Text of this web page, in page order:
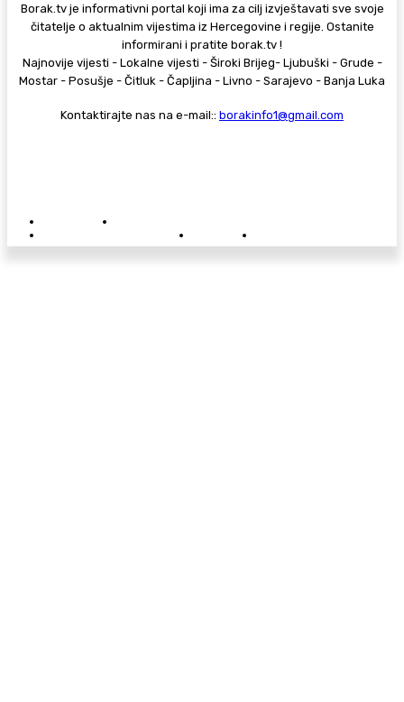
Borak.tv je informativni portal koji ima za cilj izvještavati sve svoje
čitatelje o aktualnim vijestima iz Hercegovine i regije. Ostanite
informirani i pratite borak.tv !
Najnovije vijesti - Lokalne vijesti - Široki Brijeg- Ljubuški - Grude -
Mostar - Posušje - Čitluk - Čapljina - Livno - Sarajevo - Banja Luka
Kontaktirajte nas na e-mail:: borakinfo1@gmail.com